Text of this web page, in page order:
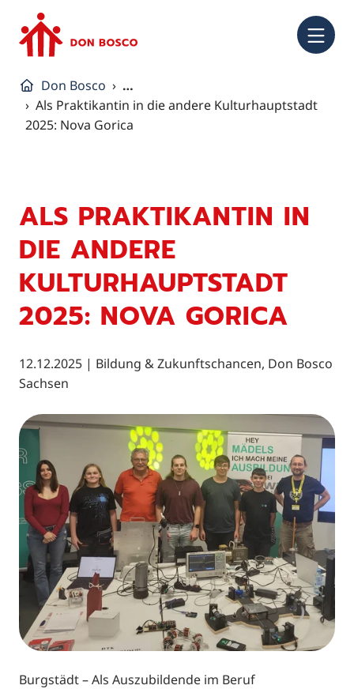
Don Bosco
…
Als Praktikantin in die andere Kulturhauptstadt
2025: Nova Gorica
ALS PRAKTIKANTIN IN
DIE ANDERE
KULTURHAUPTSTADT
2025: NOVA GORICA
12.12.2025 | Bildung & Zukunftschancen, Don Bosco
Sachsen
Burgstädt – Als Auszubildende im Beruf